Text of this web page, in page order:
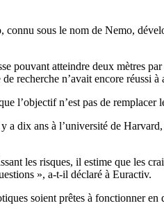
sous le nom de Nemo,
pouvant atteindre deux mètres
recherche n’avait encore réussi
l’objectif n’est pas de remplacer
dix ans à l’université de
les risques, il estime que les
», a-t-il déclaré à Euractiv.
soient prêtes à fonctionner en